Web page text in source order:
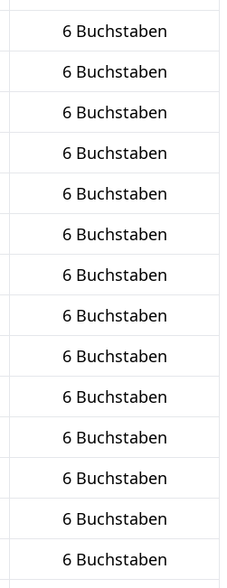
6 Buchstaben
6 Buchstaben
6 Buchstaben
6 Buchstaben
6 Buchstaben
6 Buchstaben
6 Buchstaben
6 Buchstaben
6 Buchstaben
6 Buchstaben
6 Buchstaben
6 Buchstaben
6 Buchstaben
6 Buchstaben